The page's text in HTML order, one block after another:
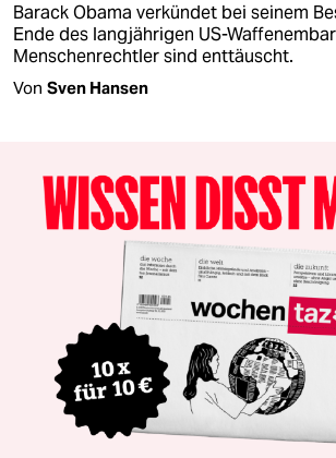
Barack Obama verkündet bei seinem
Ende des langjährigen US-
Menschenrechtler sind enttäuscht.
Von Sven Hansen